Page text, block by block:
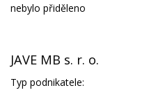
nebylo přiděleno
JAVE MB s. r. o.
Typ podnikatele: